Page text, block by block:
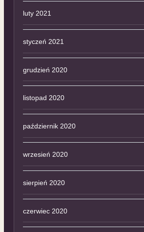
luty 2021
styczeń 2021
grudzień 2020
listopad 2020
październik 2020
wrzesień 2020
sierpień 2020
czerwiec 2020